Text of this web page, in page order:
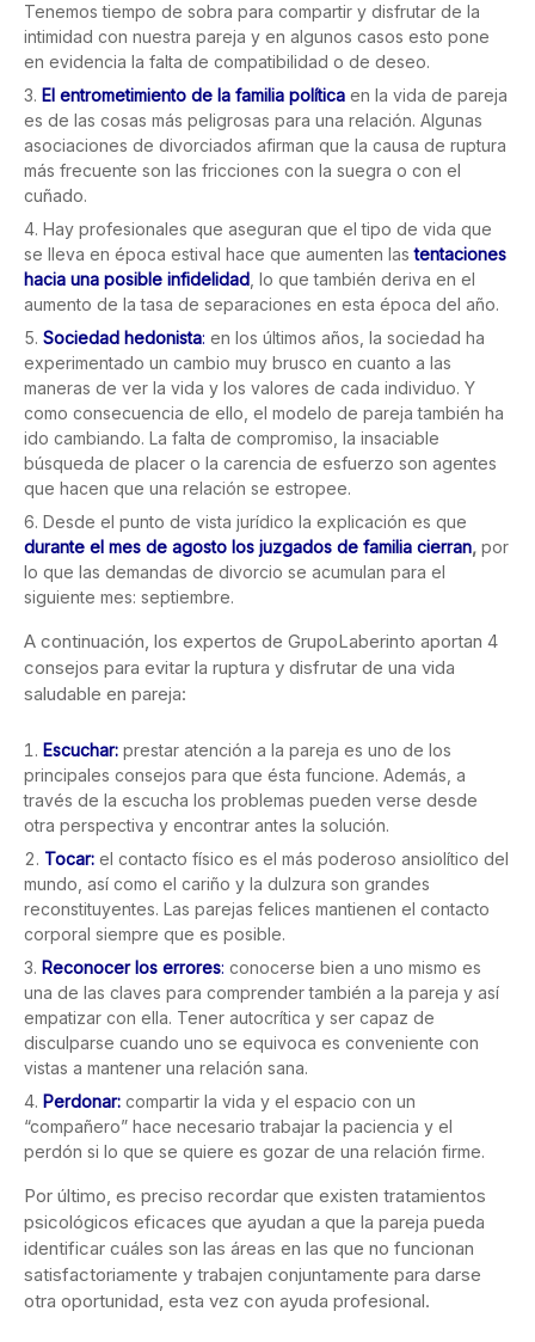
Tenemos tiempo de sobra para compartir y disfrutar de la
intimidad con nuestra pareja y en algunos casos esto pone
en evidencia la falta de compatibilidad o de deseo.
El entrometimiento de la familia política en la vida de pareja
es de las cosas más peligrosas para una relación. Algunas
asociaciones de divorciados afirman que la causa de ruptura
más frecuente son las fricciones con la suegra o con el
cuñado.
Hay profesionales que aseguran que el tipo de vida que
se lleva en época estival hace que aumenten lastentaciones
hacia una posible infidelidad , lo que también deriva en el
aumento de la tasa de separaciones en esta época del año.
Sociedad hedonista: en los últimos años, la sociedad ha
experimentado un cambio muy brusco en cuanto a las
maneras de ver la vida y los valores de cada individuo. Y
como consecuencia de ello, el modelo de pareja también ha
ido cambiando. La falta de compromiso, la insaciable
búsqueda de placer o la carencia de esfuerzo son agentes
que hacen que una relación se estropee.
Desde el punto de vista jurídico la explicación es que
durante el mes de agosto los juzgados de familia cierran, por
lo que las demandas de divorcio se acumulan para el
siguiente mes: septiembre.
A continuación, los expertos de GrupoLaberinto aportan 4
consejos para evitar la ruptura y disfrutar de una vida
saludable en pareja:
Escuchar: prestar atención a la pareja es uno de los
principales consejos para que ésta funcione. Además, a
través de la escucha los problemas pueden verse desde
otra perspectiva y encontrar antes la solución.
Tocar: el contacto físico es el más poderoso ansiolítico del
mundo, así como el cariño y la dulzura son grandes
reconstituyentes. Las parejas felices mantienen el contacto
corporal siempre que es posible.
Reconocer los errores: conocerse bien a uno mismo es
una de las claves para comprender también a la pareja y así
empatizar con ella. Tener autocrítica y ser capaz de
disculparse cuando uno se equivoca es conveniente con
vistas a mantener una relación sana.
Perdonar: compartir la vida y el espacio con un
“compañero” hace necesario trabajar la paciencia y el
perdón si lo que se quiere es gozar de una relación firme.
Por último, es preciso recordar que existen tratamientos
psicológicos eficaces que ayudan a que la pareja pueda
identificar cuáles son las áreas en las que no funcionan
satisfactoriamente y trabajen conjuntamente para darse
otra oportunidad, esta vez con ayuda profesional.